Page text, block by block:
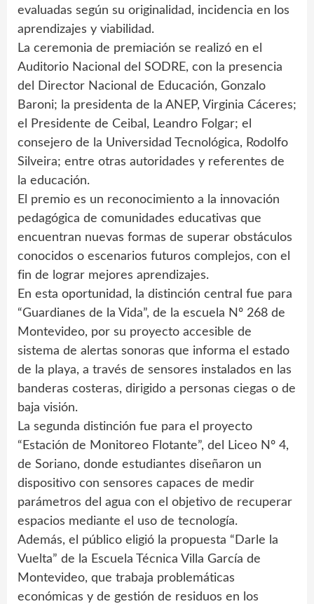
evaluadas según su originalidad, incidencia en los
aprendizajes y viabilidad.
La ceremonia de premiación se realizó en el
Auditorio Nacional del SODRE, con la presencia
del Director Nacional de Educación, Gonzalo
Baroni; la presidenta de la ANEP, Virginia Cáceres;
el Presidente de Ceibal, Leandro Folgar; el
consejero de la Universidad Tecnológica, Rodolfo
Silveira; entre otras autoridades y referentes de
la educación.
El premio es un reconocimiento a la innovación
pedagógica de comunidades educativas que
encuentran nuevas formas de superar obstáculos
conocidos o escenarios futuros complejos, con el
fin de lograr mejores aprendizajes.
En esta oportunidad, la distinción central fue para
“Guardianes de la Vida”, de la escuela Nº 268 de
Montevideo, por su proyecto accesible de
sistema de alertas sonoras que informa el estado
de la playa, a través de sensores instalados en las
banderas costeras, dirigido a personas ciegas o de
baja visión.
La segunda distinción fue para el proyecto
“Estación de Monitoreo Flotante”, del Liceo Nº 4,
de Soriano, donde estudiantes diseñaron un
dispositivo con sensores capaces de medir
parámetros del agua con el objetivo de recuperar
espacios mediante el uso de tecnología.
Además, el público eligió la propuesta “Darle la
Vuelta” de la Escuela Técnica Villa García de
Montevideo, que trabaja problemáticas
económicas y de gestión de residuos en los